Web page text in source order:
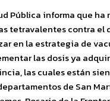
Pública informa que ha
tetravalentes contra el
en la estrategia de
las dosis ya
las cuales están
de San